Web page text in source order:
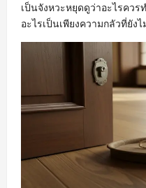
เป็นจังหวะหยุดดูว่าอะไรคว
อะไรเป็นเพียงความกลัวที่ยัง